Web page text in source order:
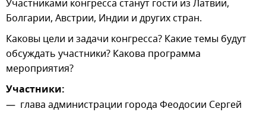
Участниками конгресса станут гости из Латвии,
Болгарии, Австрии, Индии и других стран.
Каковы цели и задачи конгресса? Какие темы будут
обсуждать участники? Какова программа
мероприятия?
Участники:
— глава администрации города Феодосии Сергей